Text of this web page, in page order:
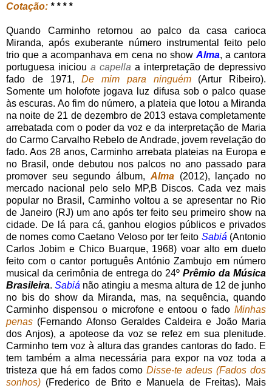
Cotação: * * * *
Quando Carminho retornou ao palco da casa carioca
Miranda, após exuberante número instrumental feito pelo
trio que a acompanhava em cena no show Alma, a cantora
portuguesa iniciou a capella a interpretação de depressivo
fado de 1971,De mim para ninguém(Artur Ribeiro).
Somente um holofote jogava luz difusa sob o palco quase
às escuras. Ao fim do número, a plateia que lotou a Miranda
na noite de 21 de dezembro de 2013 estava completamente
arrebatada com o poder da voz e da interpretação de Maria
do Carmo Carvalho Rebelo de Andrade, jovem revelação do
fado. Aos 28 anos, Carminho arrebata plateias na Europa e
no Brasil, onde debutou nos palcos no ano passado para
promover seu segundo álbum, Alma(2012), lançado no
mercado nacional pelo selo MP,B Discos. Cada vez mais
popular no Brasil, Carminho voltou a se apresentar no Rio
de Janeiro (RJ) um ano após ter feito seu primeiro show na
cidade. De lá para cá, ganhou elogios públicos e privados
de nomes como Caetano Veloso por ter feito Sabiá (Antonio
Carlos Jobim e Chico Buarque, 1968) voar alto em dueto
feito com o cantor português António Zambujo em número
musical da cerimônia de entrega do 24ºPrêmio da Música
Brasileira. Sabiá não atingiu a mesma altura de 12 de junho
no bis do show da Miranda, mas, na sequência, quando
Carminho dispensou o microfone e entoou o fado Minhas
penas (Fernando Afonso Geraldes Caldeira e João Maria
dos Anjos), a apoteose da voz se refez em sua plenitude.
Carminho tem voz à altura das grandes cantoras do fado. E
tem também a alma necessária para expor na voz toda a
tristeza que há em fados comoDisse-te adeus (Fados dos
sonhos) (Frederico de Brito e Manuela de Freitas). Mais